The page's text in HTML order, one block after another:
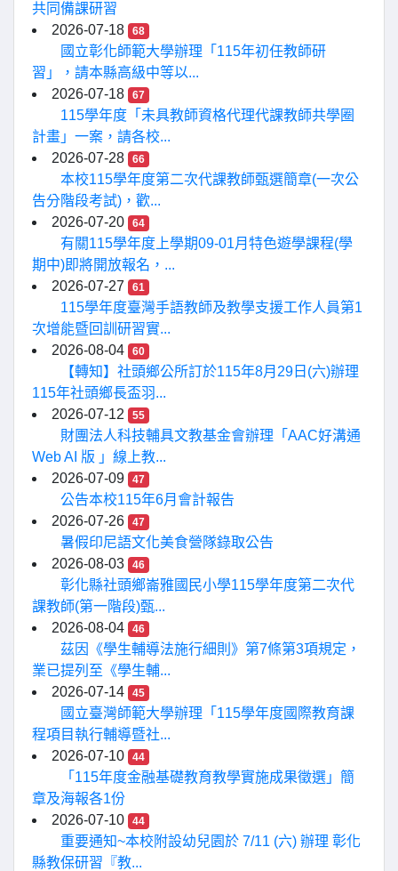
共同備課研習
2026-07-18
68
國立彰化師範大學辦理「115年初任教師研
習」，請本縣高級中等以...
2026-07-18
67
115學年度「未具教師資格代理代課教師共學圈
計畫」一案，請各校...
2026-07-28
66
本校115學年度第二次代課教師甄選簡章(一次公
告分階段考試)，歡...
2026-07-20
64
有關115學年度上學期09-01月特色遊學課程(學
期中)即將開放報名，...
2026-07-27
61
115學年度臺灣手語教師及教學支援工作人員第1
次增能暨回訓研習實...
2026-08-04
60
【轉知】社頭鄉公所訂於115年8月29日(六)辦理
115年社頭鄉長盃羽...
2026-07-12
55
財團法人科技輔具文教基金會辦理「AAC好溝通
Web AI 版 」線上教...
2026-07-09
47
公告本校115年6月會計報告
2026-07-26
47
暑假印尼語文化美食營隊錄取公告
2026-08-03
46
彰化縣社頭鄉崙雅國民小學115學年度第二次代
課教師(第一階段)甄...
2026-08-04
46
茲因《學生輔導法施行細則》第7條第3項規定，
業已提列至《學生輔...
2026-07-14
45
國立臺灣師範大學辦理「115學年度國際教育課
程項目執行輔導暨社...
2026-07-10
44
「115年度金融基礎教育教學實施成果徵選」簡
章及海報各1份
2026-07-10
44
重要通知~本校附設幼兒園於 7/11 (六) 辦理 彰化
縣教保研習『教...